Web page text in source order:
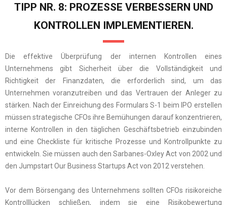
TIPP NR. 8: PROZESSE VERBESSERN UND
KONTROLLEN IMPLEMENTIEREN.
Die effektive Überprüfung der internen Kontrollen eines
Unternehmens gibt Sicherheit über die Vollständigkeit und
Richtigkeit der Finanzdaten, die erforderlich sind, um das
Unternehmen voranzutreiben und das Vertrauen der Anleger zu
stärken. Nach der Einreichung des Formulars S-1 beim IPO erstellen
müssen strategische CFOs ihre Bemühungen darauf konzentrieren,
interne Kontrollen in den täglichen Geschäftsbetrieb einzubinden
und eine Checkliste für kritische Prozesse und Kontrollpunkte zu
entwickeln. Sie müssen auch den Sarbanes-Oxley Act von 2002 und
den Jumpstart Our Business Startups Act von 2012 verstehen.
Vor dem Börsengang des Unternehmens sollten CFOs risikoreiche
Kontrolllücken schließen, indem sie eine Risikobewertung